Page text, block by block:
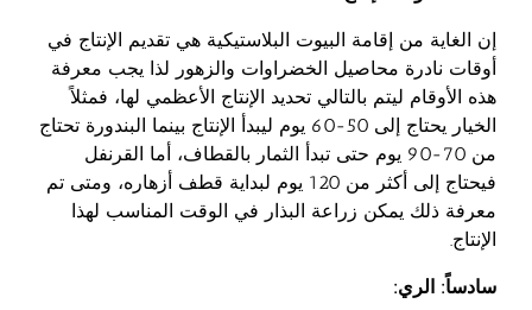
إن الغاية من إقامة البيوت البلاستيكية هي تقديم الإنتاج في
أوقات نادرة محاصيل الخضراوات والزهور لذا يجب معرفة
هذه الأوقام ليتم بالتالي تحديد الإنتاج الأعظمي لها، فمثلاً
الخيار يحتاج إلى 50-60 يوم ليبدأ الإنتاج بينما البندورة تحتاج
من 70-90 يوم حتى تبدأ الثمار بالقطاف، أما القرنفل
فيحتاج إلى أكثر من 120 يوم لبداية قطف أزهاره، ومتى تم
معرفة ذلك يمكن زراعة البذار في الوقت المناسب لهذا
الإنتاج.
سادساً: الري: